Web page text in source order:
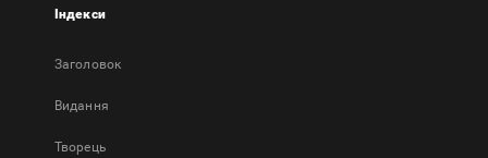
Індекси
Заголовок
Bидання
Творець